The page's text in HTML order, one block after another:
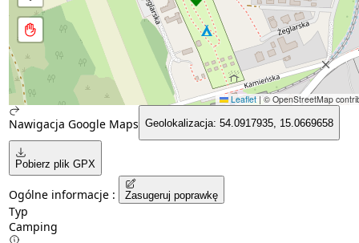
Leaflet | © OpenStreetMap
Nawigacja Google Maps Geolokalizacja: 54.0917935, 15.0669658
Pobierz plik GPX
Ogólne informacje : Zasugeruj poprawkę
Typ
Camping